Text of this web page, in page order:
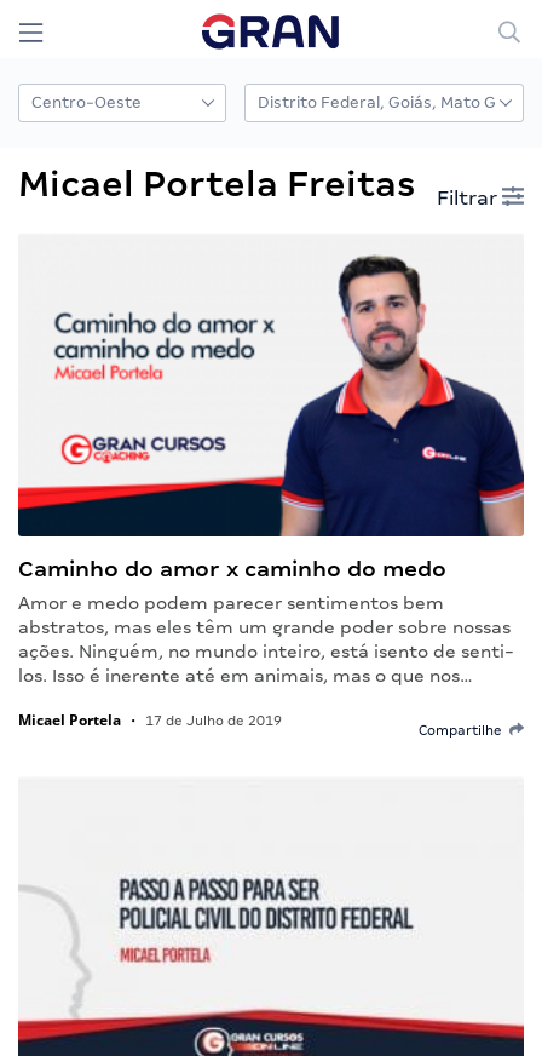
Micael Portela Freitas Filtrar
Caminho do amor x caminho do medo
Amor e medo podem parecer sentimentos bem
abstratos, mas eles têm um grande poder sobre nossas
ações. Ninguém, no mundo inteiro, está isento de senti-
los. Isso é inerente até em animais, mas o que nos…
Micael Portela • 17 de Julho de 2019
Compartilhe